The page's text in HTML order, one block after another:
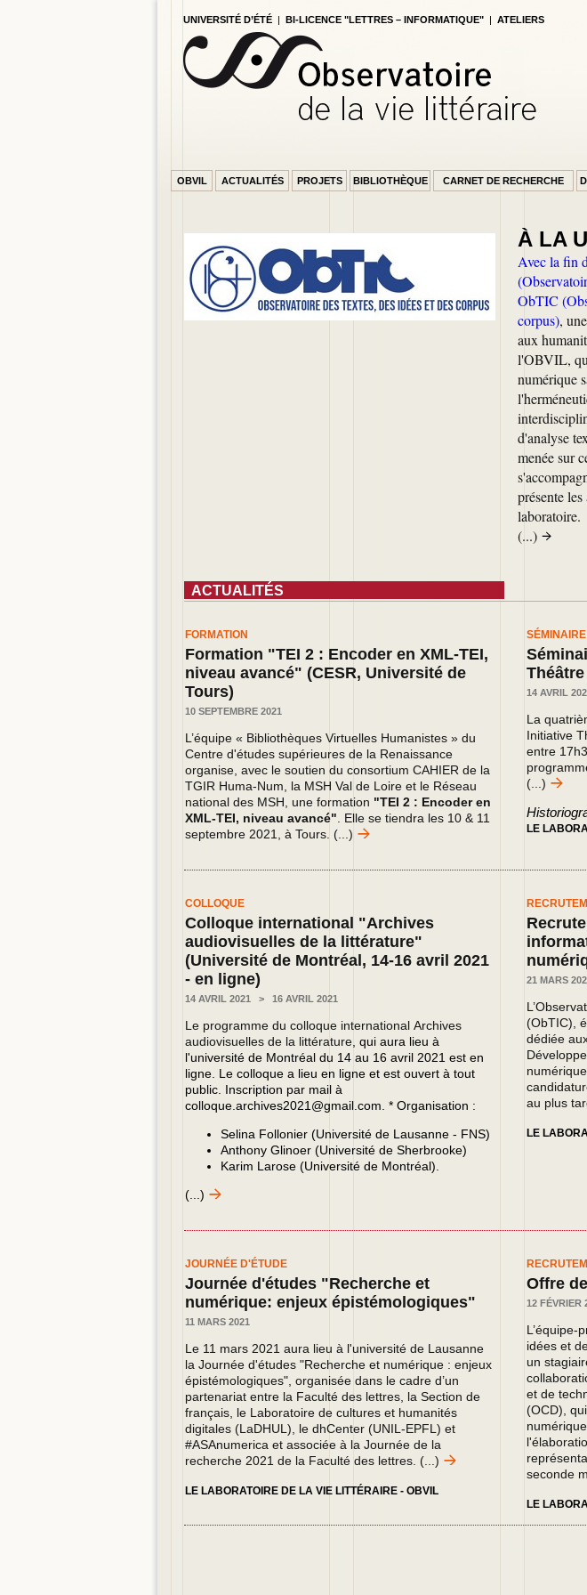
UNIVERSITÉ D’ÉTÉ | BI-LICENCE "LETTRES – INFORMATIQUE" | ATELIERS
OBVIL ACTUALITÉS PROJETS BIBLIOTHÈQUE CARNET DE RECHERCHE
PAGE ACCUEIL À LA
Avec la fin
ObTIC
corpus),
aux
l'OBVIL,
numérique
d'analyse
menée sur
présente
laboratoire.
(...)
ACTUALITÉS
FORMATION
Formation "TEI 2 : Encoder en XML-TEI,
niveau avancé" (CESR, Université de
Tours)
10 SEPTEMBRE 2021
L ’équipe « Bibliothèques Virtuelles Humanistes » du
Centre d'études supérieures de la Renaissance
organise, avec le soutien du consortium CAHIER de la
TGIR Huma-Num, la MSH Val de Loire et le Réseau
national des MSH, une formation "TEI 2 : Encoder en
XML-TEI, niveau avancé" . Elle se tiendra les 10 & 11
septembre 2021, à Tours. (...)
SÉMINAIRE
14 AVRIL
La
Initiative
entre
(...)
LE
COLLOQUE
Colloque international "Archives
audiovisuelles de la littérature"
(Université de Montréal, 14-16 avril 2021
- en ligne)
14 AVRIL 2021 > 16 AVRIL 2021
Le programme du colloque international Archives
audiovisuelles de la littérature , qui aura lieu à
l'université de Montréal du 14 au 16 avril 2021 est en
ligne. Le colloque a lieu en ligne et est ouvert à tout
public. Inscription par mail à
colloque.archives2021@gmail.com. * Organisation :
Selina Follonier (Université de Lausanne - FNS)
Anthony Glinoer (Université de Sherbrooke)
Karim Larose (Université de Montréal).
(...)
21 MARS
(ObTIC),
dédiée
au plus
LE
JOURNÉE D'ÉTUDE
Journée d'études "Recherche et
numérique: enjeux épistémologiques"
11 MARS 2021
Le 11 mars 2021 aura lieu à l'université de Lausanne
la Journée d'études "Recherche et numérique : enjeux
épistémologiques", organisée dans le cadre d’un
partenariat entre la Faculté des lettres, la Section de
français, le Laboratoire de cultures et humanités
digitales (LaDHUL), le dhCenter (UNIL-EPFL) et
#ASAnumerica et associée à la Journée de la
recherche 2021 de la Faculté des lettres. (...)
LE LABORATOIRE DE LA VIE LITTÉRAIRE - OBVIL
Offre
12 FÉVRIER
L’équipe-
idées et
un
et de
(OCD),
seconde
LE